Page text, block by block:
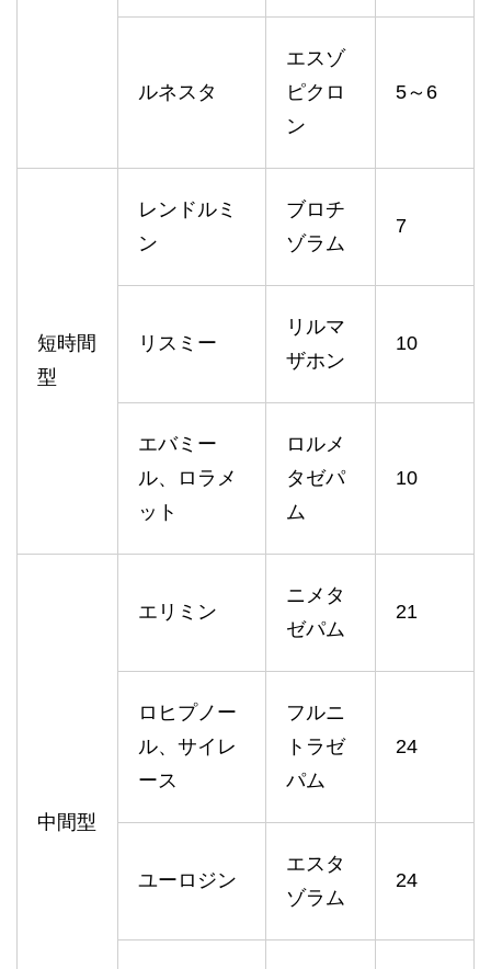
ルネスタ
エスゾ
ピクロ
ン
5～6
短時間
型
レンドルミ
ン
ブロチ
ゾラム
7
リスミー
リルマ
ザホン
10
エバミー
ル、ロラメ
ット
ロルメ
タゼパ
ム
10
中間型
エリミン
ニメタ
ゼパム
21
ロヒプノー
ル、サイレ
ース
フルニ
トラゼ
パム
24
ユーロジン
エスタ
ゾラム
24